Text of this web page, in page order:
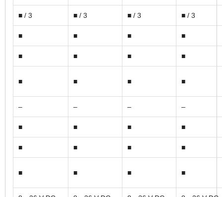
■ / 3 ■ / 3 ■ / 3 ■ / 3
■ ■ ■ ■
■ ■ ■ ■
■ ■ ■ ■
– – – –
■ ■ ■ ■
■ ■ ■ ■
■ ■ ■ ■